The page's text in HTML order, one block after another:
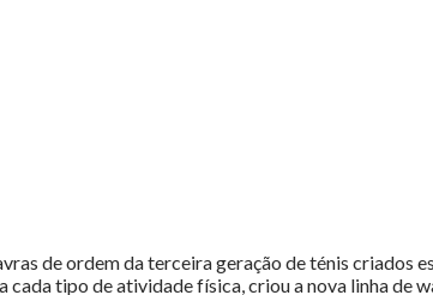
de ordem da terceira geração de ténis
cada tipo de atividade física, criou a nova linha